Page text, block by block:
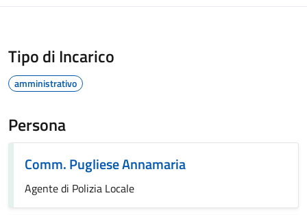
Tipo di Incarico
amministrativo
Persona
Comm. Pugliese Annamaria
Agente di Polizia Locale